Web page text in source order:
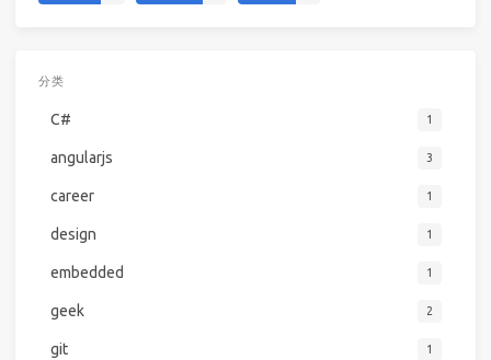
分类
C# 1
angularjs 3
career 1
design 1
embedded 1
geek 2
git 1